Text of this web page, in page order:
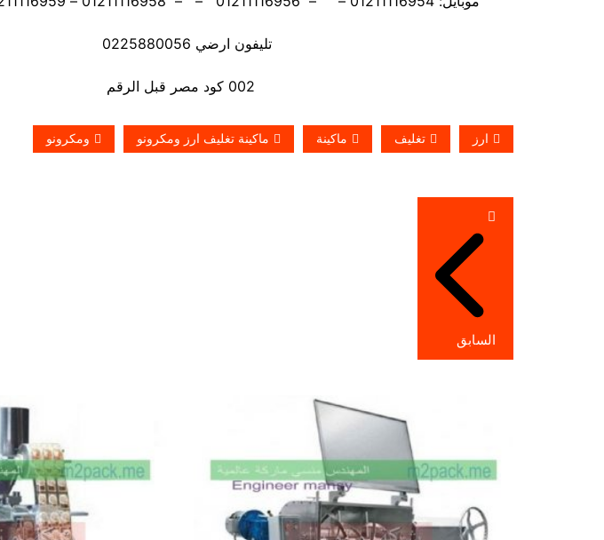
تليفون ارضي 0225880056
002 كود مصر قبل الرقم
ارز تغليف ماكينة ماكينة تغليف ارز ومكرونو ومكرونو
تصفّح
المقالات
السابق